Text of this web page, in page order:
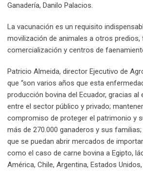
Ganadería, Danilo Palacios.
La vacunación es un requisito
movilización de animales a otros predios,
comercialización y centros de
Patricio Almeida, director Ejecutivo de
que “son varios años que esta
producción bovina del Ecuador, gracias
entre el sector público y privado;
compromiso de proteger el patrimonio y
más de 270.000 ganaderos y sus
que se puedan abrir mercados de
como el caso de carne bovina a Egipto,
América, Chile, Argentina, Estados